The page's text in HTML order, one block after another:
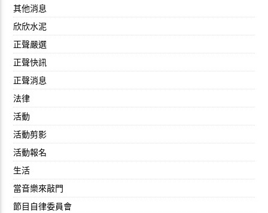
其他消息
欣欣水泥
正聲嚴選
正聲快訊
正聲消息
法律
活動
活動剪影
活動報名
生活
當音樂來敲門
節目自律委員會